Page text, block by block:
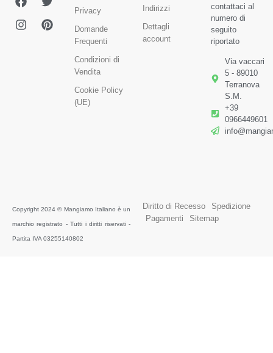
Privacy
Domande
Frequenti
Condizioni di
Vendita
Cookie Policy
(UE)
Indirizzi
Dettagli
account
contattaci al
numero di
seguito
riportato
Via vaccari
5 - 89010
Terranova
S.M.
+39
0966449601
Copyright 2024 © Mangiamo Italiano è un
marchio registrato - Tutti i diritti riservati -
Partita IVA 03255140802
Diritto di Recesso
Spedizione
Pagamenti
Sitemap